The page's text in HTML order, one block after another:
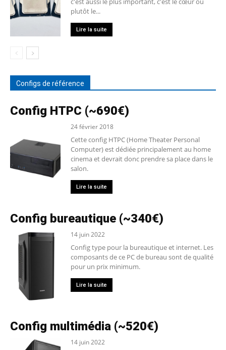
plutôt le...
Lire la suite
Configs de référence
Config HTPC (~690€)
24 février 2018
Cette config HTPC (Home Theater Personal
Computer) est dédiée principalement au home
cinema et devrait donc prendre sa place dans le
salon.
Lire la suite
Config bureautique (~340€)
14 juin 2022
Config type pour la bureautique et internet. Les
composants de ce PC de bureau sont de qualité
pour un prix minimum.
Lire la suite
Config multimédia (~520€)
14 juin 2022